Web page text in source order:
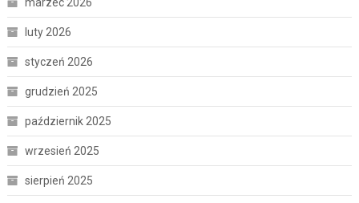
marzec 2026
luty 2026
styczeń 2026
grudzień 2025
październik 2025
wrzesień 2025
sierpień 2025